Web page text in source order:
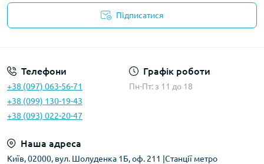
Підписатися
Телефони
+38 (097) 063-56-71
+38 (099) 130-19-43
+38 (093) 022-20-47
Графік роботи
Пн-Пт: з 11 до 18
Наша адреса
Київ, 02000, вул. Шолуденка 1Б, оф. 211 |Станції метро